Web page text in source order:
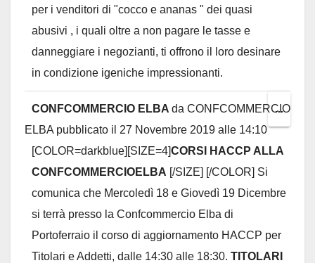
per i venditori di "cocco e ananas " dei quasi
abusivi , i quali oltre a non pagare le tasse e
danneggiare i negozianti, ti offrono il loro desinare
in condizione igeniche impressionanti.
CONFCOMMERCIO ELBA da CONFCOMMERCIO
ELBA pubblicato il 27 Novembre 2019 alle 14:10
[COLOR=darkblue][SIZE=4]CORSI HACCP ALLA
CONFCOMMERCIOELBA [/SIZE] [/COLOR] Si
comunica che Mercoledì 18 e Giovedì 19 Dicembre
si terrà presso la Confcommercio Elba di
Portoferraio il corso di aggiornamento HACCP per
Titolari e Addetti, dalle 14:30 alle 18:30. TITOLARI
...Toggle
this